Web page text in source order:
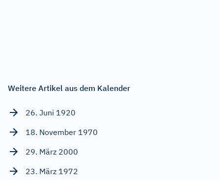
Weitere Artikel aus dem Kalender
26. Juni 1920
18. November 1970
29. März 2000
23. März 1972